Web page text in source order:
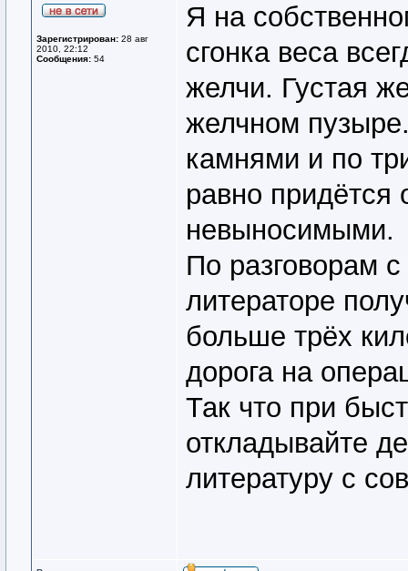
Зарегистрирован: 28 авг
2010, 22:12
Сообщения: 54
Я на
сгонка веса
желчи. Густая
желчном
камнями и по
равно придётся
невыносимыми.
По разговорам
литераторе
больше трёх
дорога на
Так что при
откладывайте
литературу с